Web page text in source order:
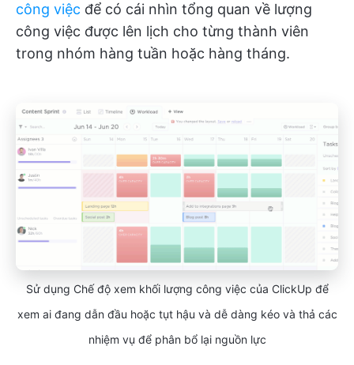
công việc để có cái nhìn tổng quan về lượng
công việc được lên lịch cho từng thành viên
trong nhóm hàng tuần hoặc hàng tháng.
Sử dụng Chế độ xem khối lượng công việc của ClickUp để
xem ai đang dẫn đầu hoặc tụt hậu và dễ dàng kéo và thả các
nhiệm vụ để phân bổ lại nguồn lực